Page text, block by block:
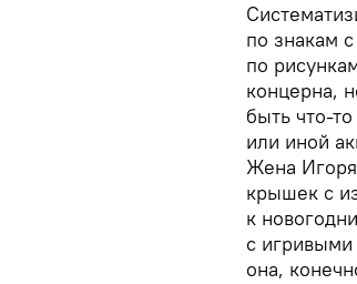
по знакам
по
концерна,
быть что-
или иной
Жена
крышек с
к
с
она,